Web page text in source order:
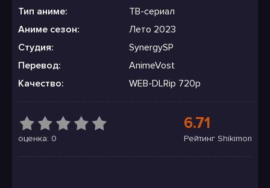
Тип аниме:
ТВ-сериал
Аниме сезон:
Лето 2023
Студия:
SynergySP
Перевод:
AnimeVost
Качество:
WEB-DLRip 720p
оценка: 0
6.71
Рейтинг Shikimori